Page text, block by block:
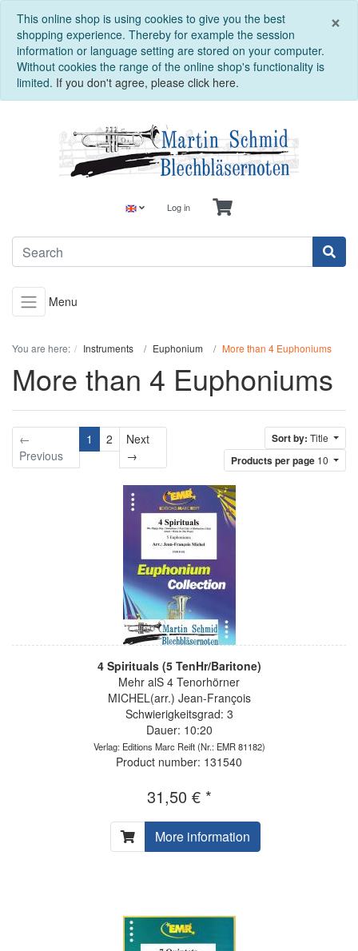
×
This online shop is using cookies to give you the best
shopping experience. Thereby for example the session
information or language setting are stored on your computer.
Without cookies the range of the online shop's functionality is
limited. If you don't agree, please click here.
Log in
Menu
You are here: Instruments Euphonium More than 4 Euphoniums
More than 4 Euphoniums
←
Previous
1 2
Next
→Next
Sort by: Title
Products per page 10
4 Spirituals (5 TenHr/Baritone)
Mehr alS 4 Tenorhörner
MICHEL(arr.) Jean-François
Schwierigkeitsgrad: 3
Dauer: 10:20
Verlag: Editions Marc Reift(Nr.: EMR 81182)
Product number: 131540
31,50 € *
More information